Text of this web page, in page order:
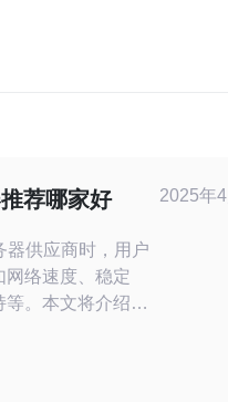
荐哪家好
器供应商时，用户
网络速度、稳定
。本文将介绍几
2025年